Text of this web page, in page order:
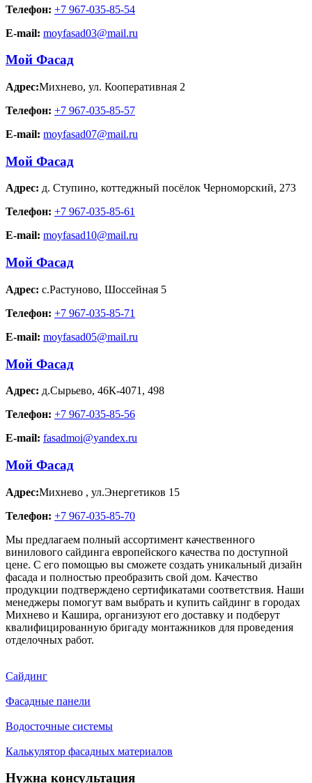
Телефон: +7 967-035-85-54
E-mail: moyfasad03@mail.ru
Мой Фасад
Адрес:Михнево, ул. Кооперативная 2
Телефон: +7 967-035-85-57
E-mail: moyfasad07@mail.ru
Мой Фасад
Адрес: д. Ступино, коттеджный посёлок Черноморский, 273
Телефон: +7 967-035-85-61
E-mail: moyfasad10@mail.ru
Мой Фасад
Адрес: с.Растуново, Шоссейная 5
Телефон: +7 967-035-85-71
E-mail: moyfasad05@mail.ru
Мой Фасад
Адрес: д.Сырьево, 46К-4071, 498
Телефон: +7 967-035-85-56
E-mail: fasadmoi@yandex.ru
Мой Фасад
Адрес:Михнево , ул.Энергетиков 15
Телефон: +7 967-035-85-70
Мы предлагаем полный ассортимент качественного
винилового сайдинга европейского качества по доступной
цене. С его помощью вы сможете создать уникальный дизайн
фасада и полностью преобразить свой дом. Качество
продукции подтверждено сертификатами соответствия. Наши
менеджеры помогут вам выбрать и купить сайдинг в городах
Михнево и Кашира, организуют его доставку и подберут
квалифицированную бригаду монтажников для проведения
отделочных работ.
Сайдинг
Фасадные панели
Водосточные системы
Калькулятор фасадных материалов
Нужна консультация